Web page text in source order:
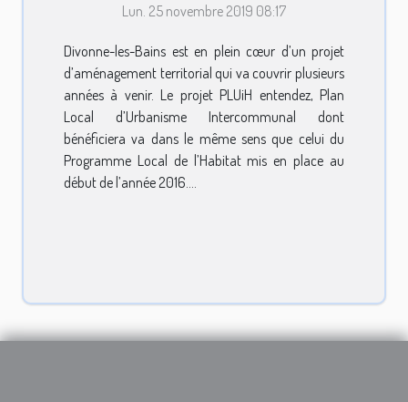
territoireLun. 25 novembre 2019 08:17
Divonne-les-Bains est en plein cœur d’un projet
d’aménagement territorial qui va couvrir plusieurs
années à venir. Le projet PLUiH entendez, Plan
Local d’Urbanisme Intercommunal dont
bénéficiera va dans le même sens que celui du
Programme Local de l’Habitat mis en place au
début de l’année 2016....